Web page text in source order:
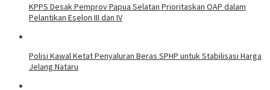
KPPS Desak Pemprov Papua Selatan Prioritaskan OAP dalam
Pelantikan Eselon III dan IV
Polisi Kawal Ketat Penyaluran Beras SPHP untuk Stabilisasi Harga
Jelang Nataru